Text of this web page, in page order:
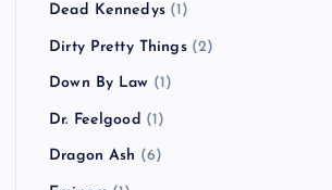
Dead Kennedys(1)
Dirty Pretty Things(2)
Down By Law (1)
Dr. Feelgood (1)
Dragon Ash (6)